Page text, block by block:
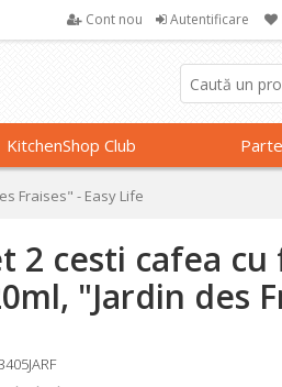
Cont nou Autentificare
KitchenShop Club
Fraises" - Easy Life
2 cesti cafea
"Jardin des